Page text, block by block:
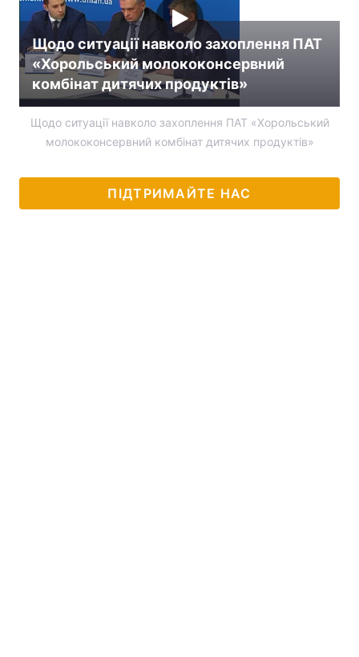
Щодо ситуації навколо захоплення ПАТ
«Хорольський молококонсервний
комбінат дитячих продуктів»
Щодо ситуації навколо захоплення ПАТ «Хорольський
молококонсервний комбінат дитячих продуктів»
ПІДТРИМАЙТЕ НАС